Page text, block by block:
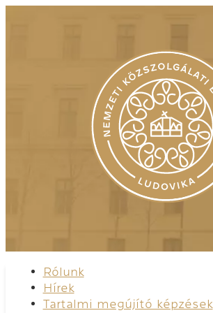
Rólunk
Hírek
Tartalmi megújító képzések